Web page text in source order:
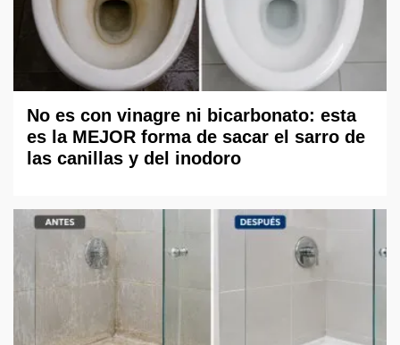
No es con vinagre ni bicarbonato: esta
es la MEJOR forma de sacar el sarro de
las canillas y del inodoro